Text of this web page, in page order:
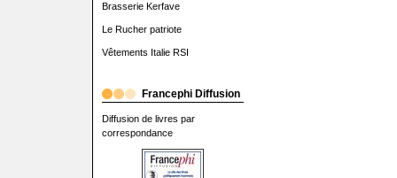
Brasserie Kerfave
Le Rucher patriote
Vêtements Italie RSI
Francephi Diffusion
Diffusion de livres par
correspondance